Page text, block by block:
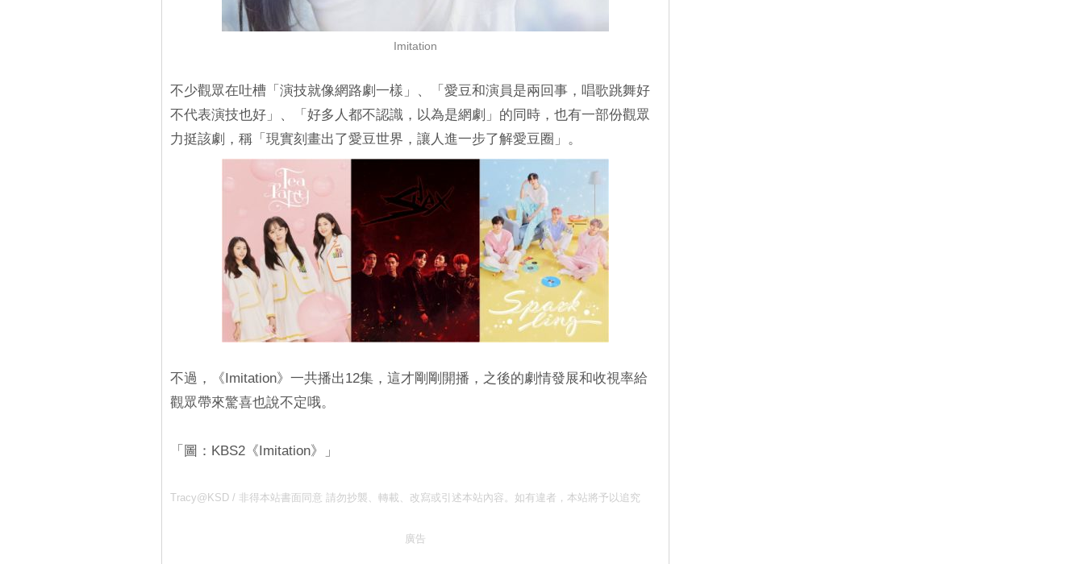
Imitation
不少觀眾在吐槽「演技就像網路劇一樣」、「愛豆和演員是兩回事，唱歌跳舞好
不代表演技也好」、「好多人都不認識，以為是網劇」的同時，也有一部份觀眾
力挺該劇，稱「現實刻畫出了愛豆世界，讓人進一步了解愛豆圈」。
不過，《Imitation》一共播出12集，這才剛剛開播，之後的劇情發展和收視率給
觀眾帶來驚喜也說不定哦。
「圖：KBS2《Imitation》」
Tracy@KSD / 非得本站書面同意 請勿抄襲、轉載、改寫或引述本站內容。如有違者，本站將予以追究
廣告